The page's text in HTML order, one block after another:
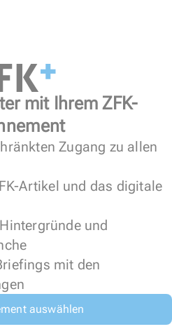
mit Ihrem ZFK-
Zugang zu allen
Artikel und das digitale
und
mit den
auswählen